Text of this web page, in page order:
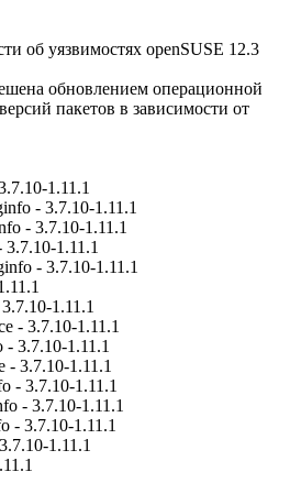
об уязвимостях openSUSE 12.3
обновлением операционной
пакетов в зависимости от
1.11.1
- 3.7.10-1.11.1
- 3.7.10-1.11.1
3.7.10-1.11.1
- 3.7.10-1.11.1
1.11.1
- 3.7.10-1.11.1
- 3.7.10-1.11.1
- 3.7.10-1.11.1
- 3.7.10-1.11.1
- 3.7.10-1.11.1
- 3.7.10-1.11.1
1.11.1